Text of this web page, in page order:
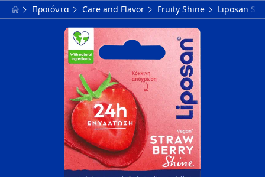
Προϊόντα Care and Flavor Fruity Shine Liposan